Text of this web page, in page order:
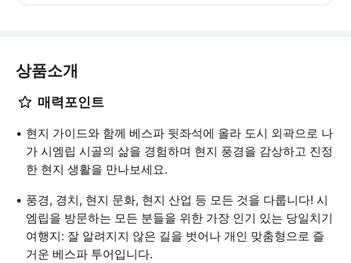
상품소개
매력포인트
현지 가이드와 함께 베스파 뒷좌석에 올라 도시 외곽으로 나
가 시엠립 시골의 삶을 경험하며 현지 풍경을 감상하고 진정
한 현지 생활을 만나보세요.
풍경, 경치, 현지 문화, 현지 산업 등 모든 것을 다룹니다! 시
엠립을 방문하는 모든 분들을 위한 가장 인기 있는 당일치기
여행지: 잘 알려지지 않은 길을 벗어나 개인 맞춤형으로 즐
거운 베스파 투어입니다.